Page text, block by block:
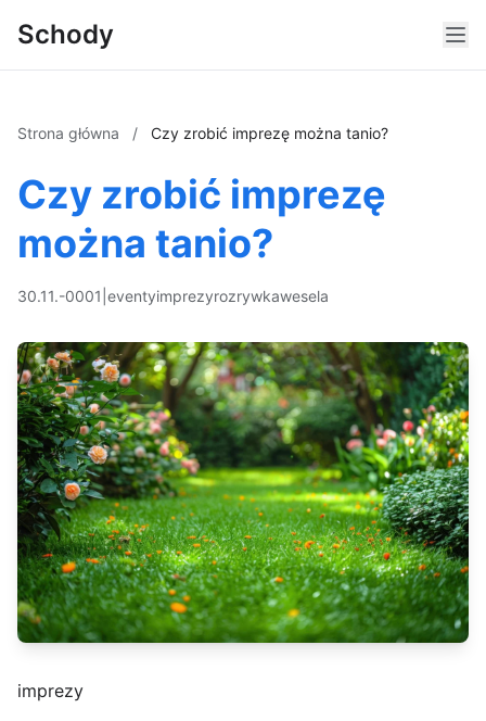
Schody
Strona główna / Czy zrobić imprezę można tanio?
Czy zrobić imprezę
można tanio?
30.11.-0001 eventyimprezyrozrywkawesela
imprezy